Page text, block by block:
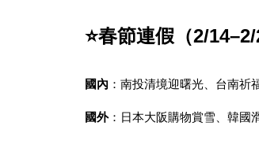
⭐春節連假（2/14–2/
國內 ：南投清境迎曙光、台南祈
國外：日本大阪購物賞雪、韓國